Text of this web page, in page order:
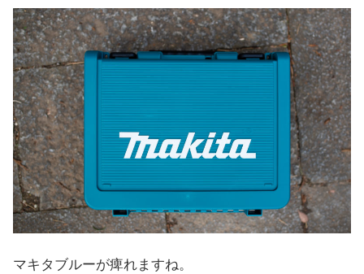
マキタブルーが痺れますね。